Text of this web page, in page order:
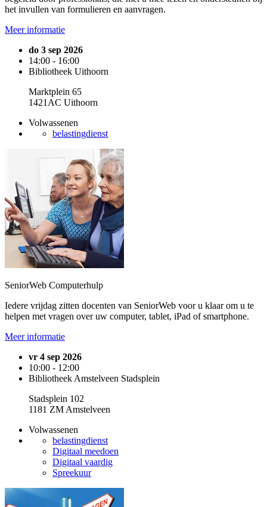
het invullen van formulieren en aanvragen.
Meer informatie
do 3 sep 2026
14:00 - 16:00
Bibliotheek Uithoorn
Marktplein 65
1421AC Uithoorn
Volwassenen
belastingdienst
SeniorWeb Computerhulp
Iedere vrijdag zitten docenten van SeniorWeb voor u klaar om u te
helpen met vragen over uw computer, tablet, iPad of smartphone.
Meer informatie
vr 4 sep 2026
10:00 - 12:00
Bibliotheek Amstelveen Stadsplein
Stadsplein 102
1181 ZM Amstelveen
Volwassenen
belastingdienst
Digitaal meedoen
Digitaal vaardig
Spreekuur